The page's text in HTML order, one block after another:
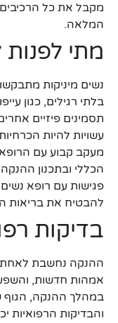
מקבל את כל
המלאה.
מתי
נשים מיניקות
בלתי רגילים, כגון
תסמינים פיזיים
עשויות להיות
מעקב קבוע עם
הכללי ובתכנון
פגישות עם רופא
להבטיח את בריאות
בדיקות
ההנקה נחשבת לאחת
אמהות חדשות,
במהלך ההנקה, הגוף
והבדיקות הרפואיות